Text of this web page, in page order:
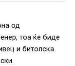
од
тоа ќе биде
и битолска